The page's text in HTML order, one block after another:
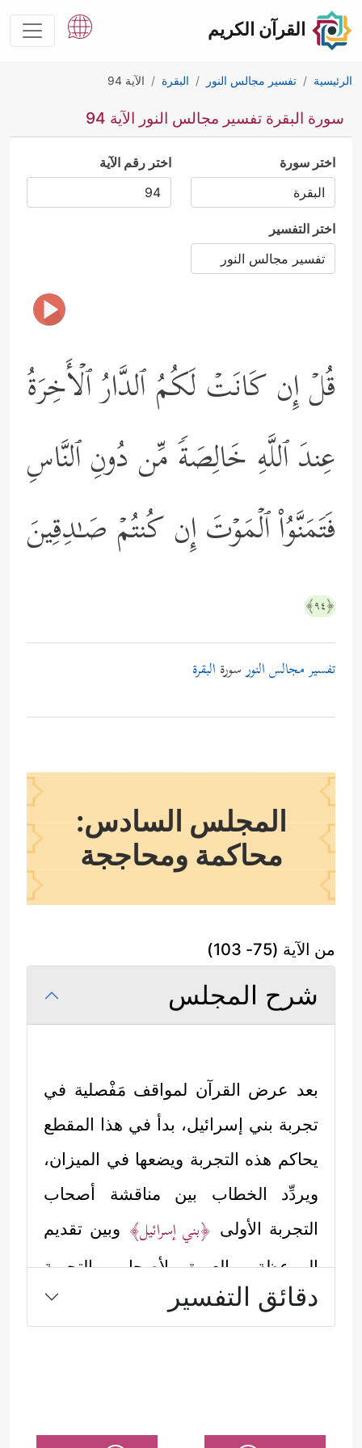
القرآن الكريم
الرئيسية تفسير مجالس النور البقرة الآية 94
سورة البقرة تفسير مجالس النور الآية 94
اختر سورة اختر رقم الآية
اختر التفسير
قُلۡ إِن كَانَتۡ لَكُمُ ٱلدَّارُ ٱلۡأَخِرَةُ
عِندَ ٱللَّهِ خَالِصَةࣰ مِّن دُونِ ٱلنَّاسِ
فَتَمَنَّوُاْ ٱلۡمَوۡتَ إِن كُنتُمۡ صَـٰدِقِینَ
﴿٩٤﴾
تفسير مجالس النورسورة البقرة
المجلس السادس:
محاكمة ومحاججة
من الآية (75- 103)
شرح المجلس
بعد عرض القرآن لمواقف مَفْصلية في
تجربة بني إسرائيل، بدأ في هذا المقطع
يحاكم هذه التجربة ويضعها في الميزان،
ويردِّد الخطاب بين مناقشة أصحاب
التجربة الأولى ﴿بني إسرائيل﴾ وبين تقديم
الموعظة والعبرة لأصحاب التجربة
الجديدة﴿المسلمين﴾:
تعميمه على الجميع، وإن كان هذا الخطأُ
دقائق التفسير